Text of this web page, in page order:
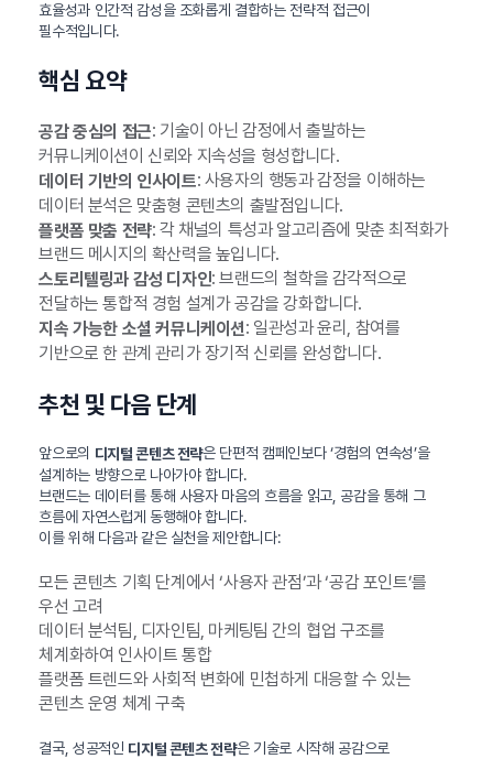
효율성과 인간적 감성을 조화롭게 결합하는 전략적 접근이
필수적입니다.
핵심 요약
공감 중심의 접근: 기술이 아닌 감정에서 출발하는
커뮤니케이션이 신뢰와 지속성을 형성합니다.
데이터 기반의 인사이트: 사용자의 행동과 감정을 이해하는
데이터 분석은 맞춤형 콘텐츠의 출발점입니다.
플랫폼 맞춤 전략: 각 채널의 특성과 알고리즘에 맞춘 최적화가
브랜드 메시지의 확산력을 높입니다.
스토리텔링과 감성 디자인: 브랜드의 철학을 감각적으로
전달하는 통합적 경험 설계가 공감을 강화합니다.
지속 가능한 소셜 커뮤니케이션: 일관성과 윤리, 참여를
기반으로 한 관계 관리가 장기적 신뢰를 완성합니다.
추천 및 다음 단계
앞으로의 디지털 콘텐츠 전략은 단편적 캠페인보다 ‘경험의 연속성’을
설계하는 방향으로 나아가야 합니다.
브랜드는 데이터를 통해 사용자 마음의 흐름을 읽고, 공감을 통해 그
흐름에 자연스럽게 동행해야 합니다.
이를 위해 다음과 같은 실천을 제안합니다:
모든 콘텐츠 기획 단계에서 ‘사용자 관점’과 ‘공감 포인트’를
우선 고려
데이터 분석팀, 디자인팀, 마케팅팀 간의 협업 구조를
체계화하여 인사이트 통합
플랫폼 트렌드와 사회적 변화에 민첩하게 대응할 수 있는
콘텐츠 운영 체계 구축
결국, 성공적인 디지털 콘텐츠 전략은 기술로 시작해 공감으로